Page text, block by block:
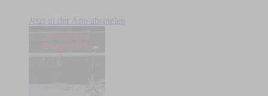
Jetzt in der App abspielen